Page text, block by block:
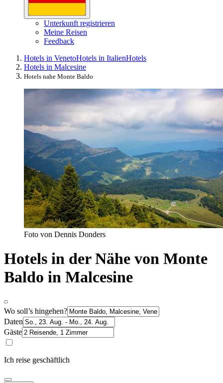
Unterkunft registrieren
Meine Reisen
Feedback
Hotels in VenetoHotels in ItalienHotels
Hotels in Malcesine
Hotels nahe Monte Baldo
Foto von Dennis Donders
Hotels in der Nähe von Monte
Baldo in Malcesine
Wo soll’s hingehen?
Daten
Gäste
Ich reise geschäftlich